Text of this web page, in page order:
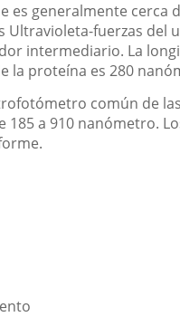
generalmente cerca
Ultravioleta-fuerzas del
intermediario. La
la proteína es 280
común de
a 910 nanómetro.